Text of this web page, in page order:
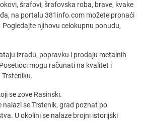
šrafovi, šrafovska roba, brave, kvake
na portalu 381info.com možete pronaći
njihovu celokupnu ponudu,
izradu, popravku i prodaju metalnih
mogu računati na kvalitet i
se zove Rasinski.
nalazi se Trstenik, grad poznat po
U okolini se nalaze brojni istorijski